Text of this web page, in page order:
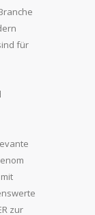
für
zur